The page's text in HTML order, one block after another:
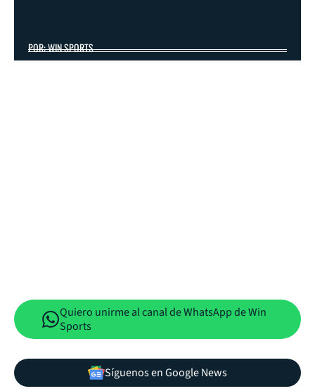
POR: WIN SPORTS
Quiero unirme al canal de WhatsApp de Win
Sports
Síguenos en Google News